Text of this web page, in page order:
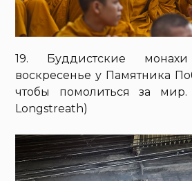
19. Буддистские
воскресенье у Памятника
чтобы помолиться за мир.
Longstreath)